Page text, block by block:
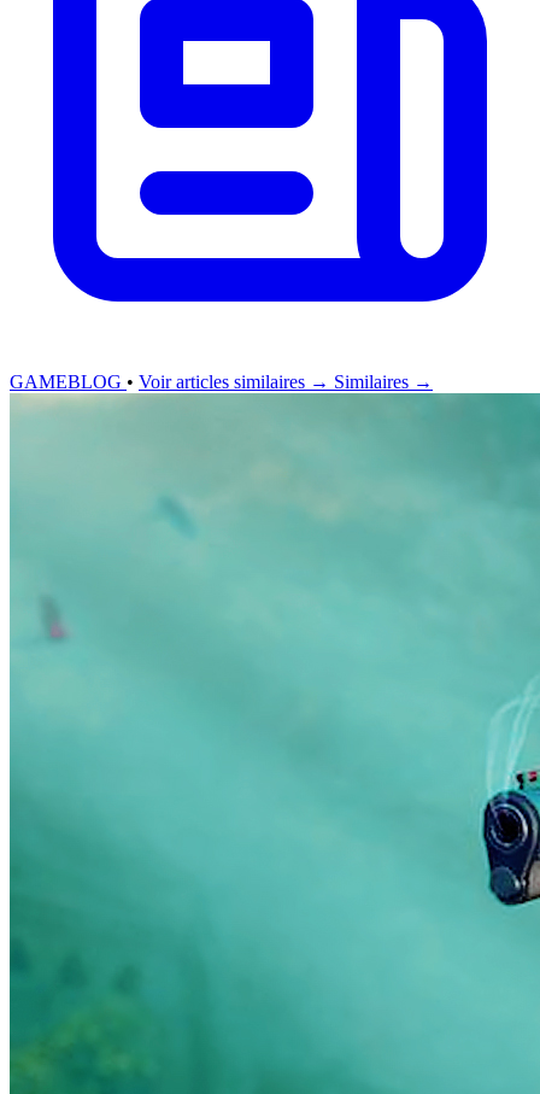
GAMEBLOG • Voir articles similaires → Similaires →